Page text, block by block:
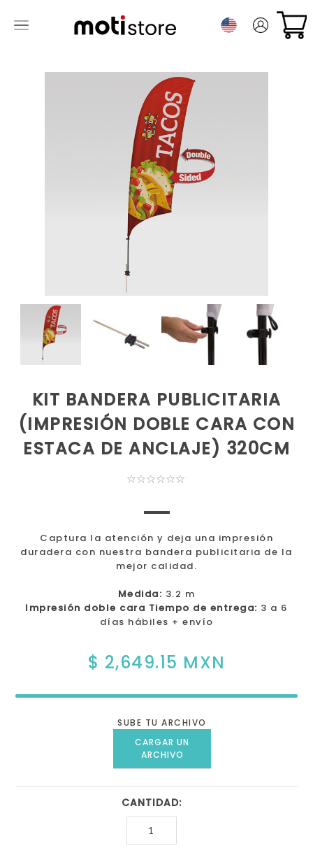
KIT BANDERA PUBLICITARIA
(IMPRESIÓN DOBLE CARA CON
ESTACA DE ANCLAJE) 320CM
Captura la atención y deja una impresión
duradera con nuestra bandera publicitaria de la
mejor calidad.
Medida: 3.2 m
Impresión doble cara Tiempo de entrega: 3 a 6
días hábiles + envío
$ 2,649.15 MXN
SUBE TU ARCHIVO
CARGAR UN
ARCHIVO
CANTIDAD: